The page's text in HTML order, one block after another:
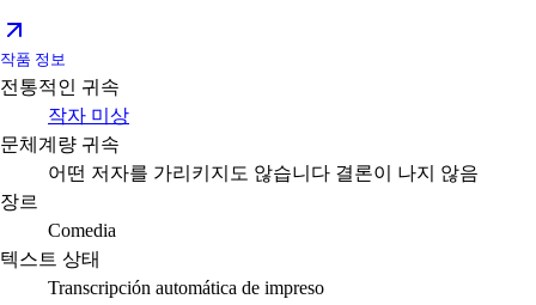
작품 정보
전통적인 귀속
작자 미상
문체계량 귀속
어떤 저자를 가리키지도 않습니다 결론이 나지 않음
장르
Comedia
텍스트 상태
Transcripción automática de impreso